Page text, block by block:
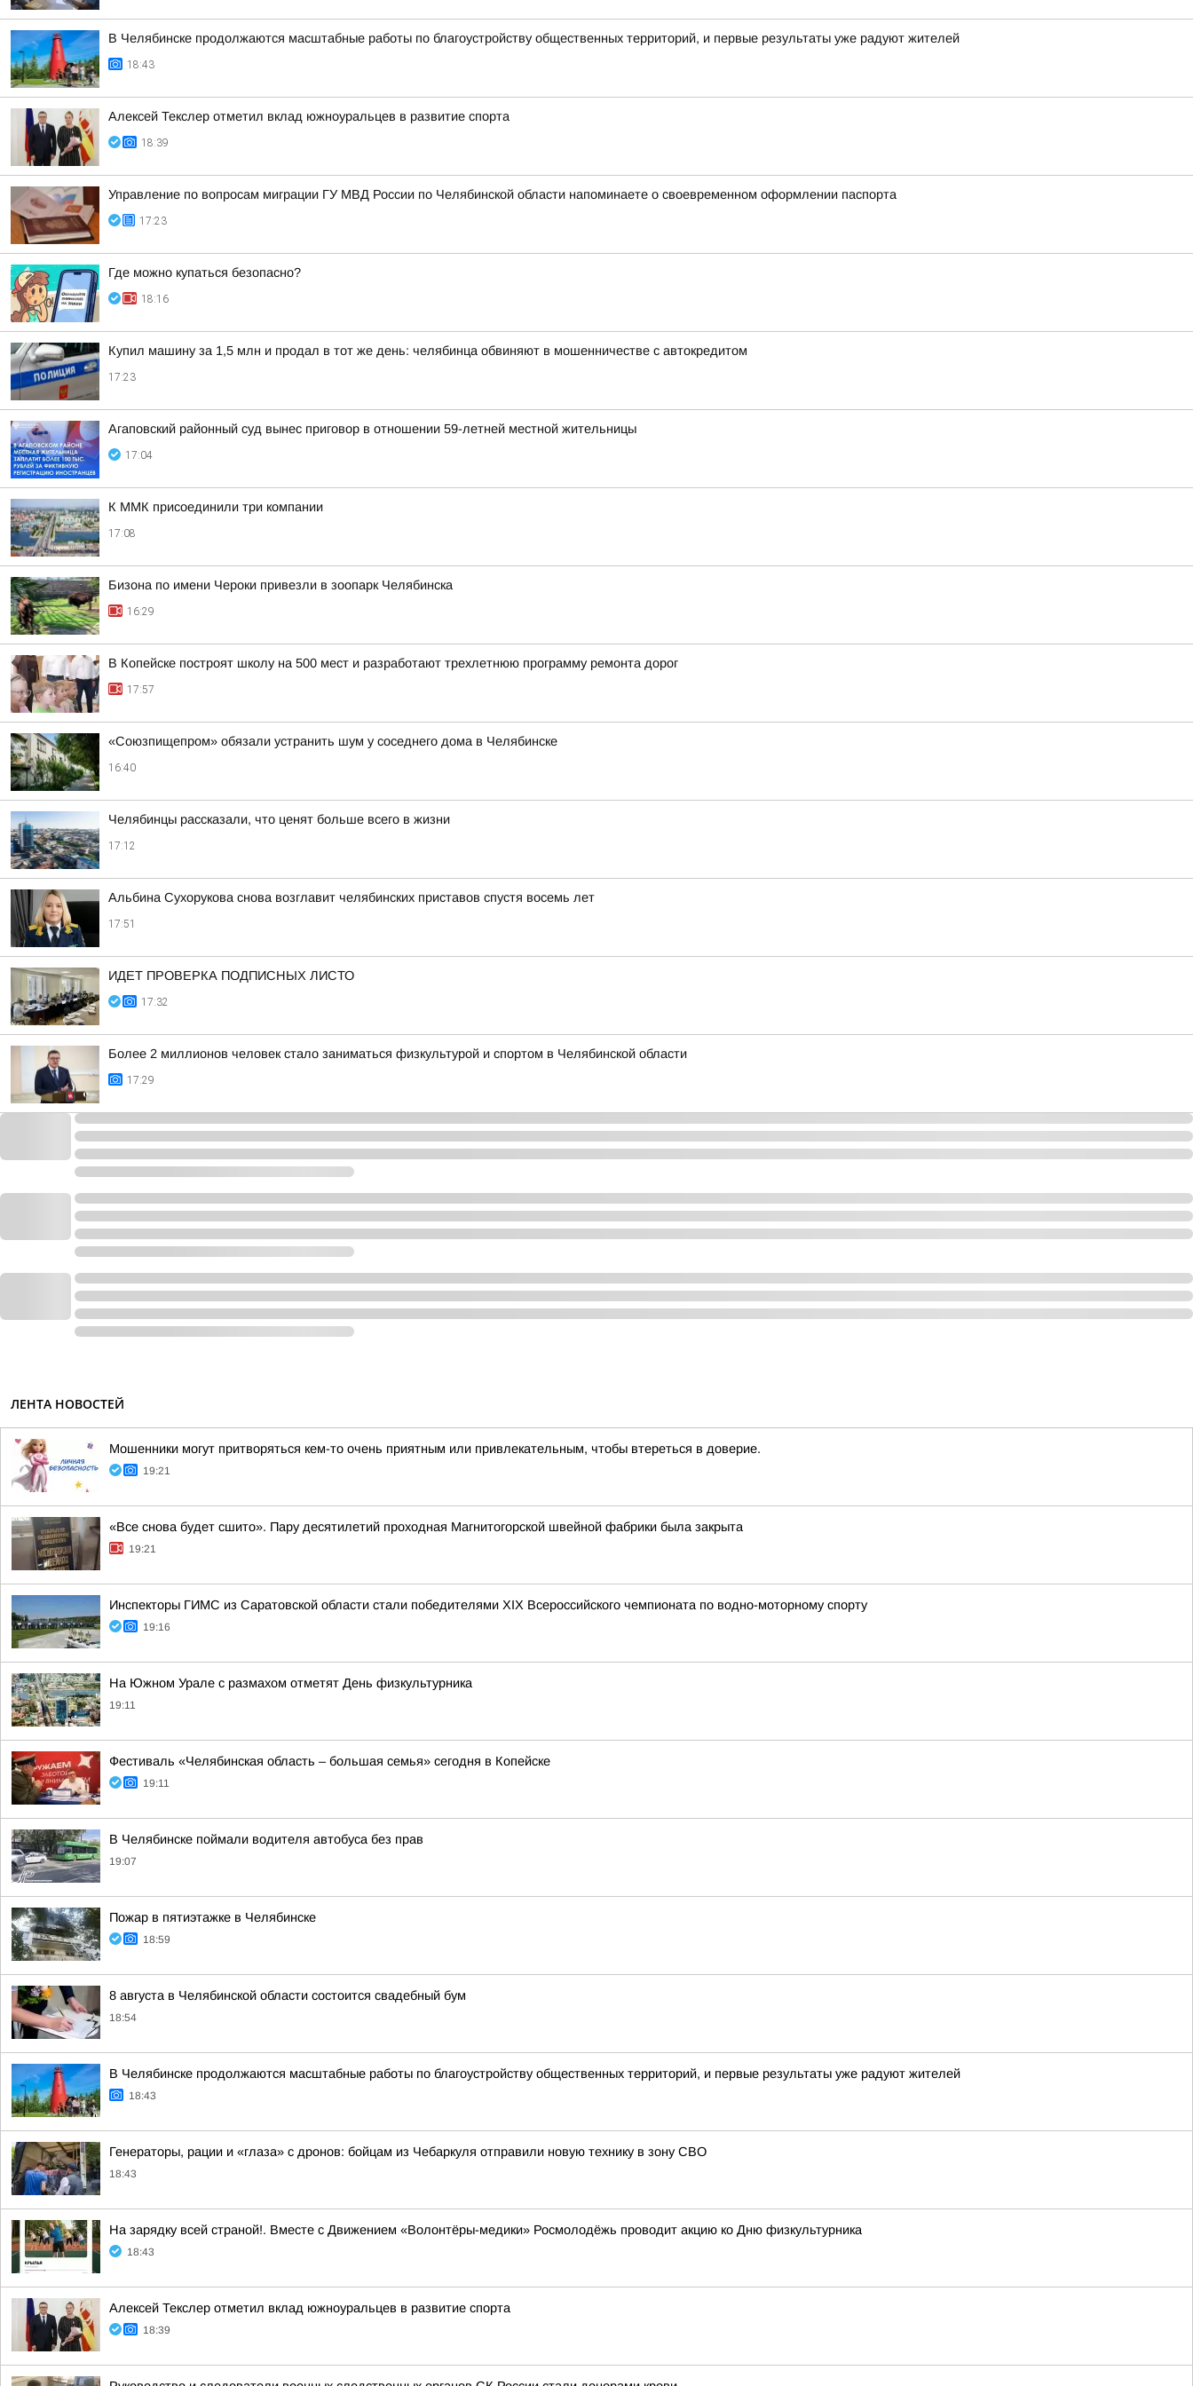
В Челябинске продолжаются масштабные работы по благоустройству общественных территорий, и первые результаты уже радуют жителей
18:43
Алексей Текслер отметил вклад южноуральцев в развитие спорта
18:39
Управление по вопросам миграции ГУ МВД России по Челябинской области напоминаете о своевременном оформлении паспорта
17:23
Где можно купаться безопасно?
18:16
Купил машину за 1,5 млн и продал в тот же день: челябинца обвиняют в мошенничестве с автокредитом
17:23
Агаповский районный суд вынес приговор в отношении 59-летней местной жительницы
17:04
К ММК присоединили три компании
17:08
Бизона по имени Чероки привезли в зоопарк Челябинска
16:29
В Копейске построят школу на 500 мест и разработают трехлетнюю программу ремонта дорог
17:57
«Союзпищепром» обязали устранить шум у соседнего дома в Челябинске
16:40
Челябинцы рассказали, что ценят больше всего в жизни
17:12
Альбина Сухорукова снова возглавит челябинских приставов спустя восемь лет
17:51
ИДЕТ ПРОВЕРКА ПОДПИСНЫХ ЛИСТО
17:32
Более 2 миллионов человек стало заниматься физкультурой и спортом в Челябинской области
17:29
ЛЕНТА НОВОСТЕЙ
Мошенники могут притворяться кем-то очень приятным или привлекательным, чтобы втереться в доверие.
19:21
«Все снова будет сшито». Пару десятилетий проходная Магнитогорской швейной фабрики была закрыта
19:21
Инспекторы ГИМС из Саратовской области стали победителями XIX Всероссийского чемпионата по водно-моторному спорту
19:16
На Южном Урале с размахом отметят День физкультурника
19:11
Фестиваль «Челябинская область – большая семья» сегодня в Копейске
19:11
В Челябинске поймали водителя автобуса без прав
19:07
Пожар в пятиэтажке в Челябинске
18:59
8 августа в Челябинской области состоится свадебный бум
18:54
В Челябинске продолжаются масштабные работы по благоустройству общественных территорий, и первые результаты уже радуют жителей
18:43
Генераторы, рации и «глаза» с дронов: бойцам из Чебаркуля отправили новую технику в зону СВО
18:43
На зарядку всей страной!. Вместе с Движением «Волонтёры-медики» Росмолодёжь проводит акцию ко Дню физкультурника
18:43
Алексей Текслер отметил вклад южноуральцев в развитие спорта
18:39